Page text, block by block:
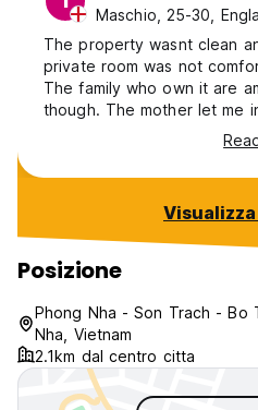
Maschio, 25-30,
The property wasnt clean
private room was not
The family who own it are
though. The mother let me
4:30am the day before I had
booked and then the
helped me with sorting a
saying the property wasnt
because the family were
though
Posizione
Phong Nha - Son Trach - Bo
Nha, Vietnam
2.1km dal centro citta